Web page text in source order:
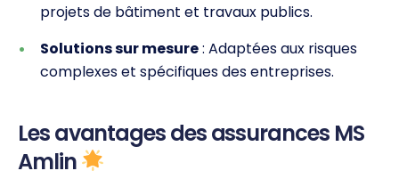
projets de bâtiment et travaux publics.
Solutions sur mesure: Adaptées aux risques
complexes et spécifiques des entreprises.
Les avantages des assurances MS
Amlin